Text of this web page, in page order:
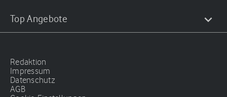
Top Angebote
Redaktion
Impressum
Datenschutz
AGB